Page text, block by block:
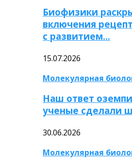
Биофизики
включения
с развитием…
15.07.2026
Молекулярная
Наш ответ
ученые сделали
30.06.2026
Молекулярная